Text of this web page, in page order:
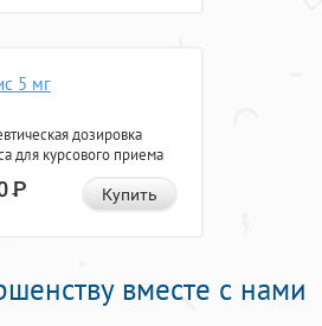
5 мг
дозировка
для курсового приема
Р Купить
вместе с нами